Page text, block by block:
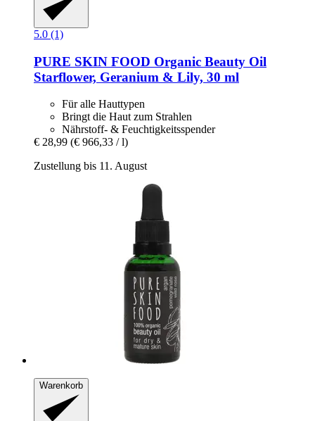
5.0 (1)
PURE SKIN FOOD Organic Beauty Oil
Starflower, Geranium & Lily, 30 ml
Für alle Hauttypen
Bringt die Haut zum Strahlen
Nährstoff- & Feuchtigkeitsspender
€ 28,99 (€ 966,33 / l)
Zustellung bis 11. August
Warenkorb